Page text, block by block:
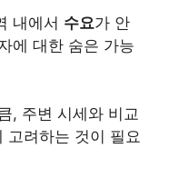
내에서 수요가 안
에 대한 숨은 가능
, 주변 시세와 비교
고려하는 것이 필요